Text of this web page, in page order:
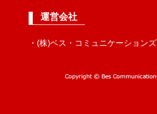
運営会社
・(株)ベス・コミュニケーションズ